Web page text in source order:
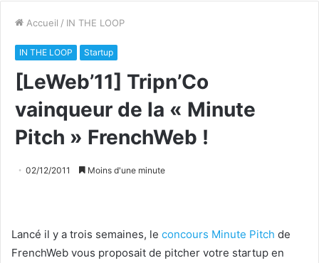
Accueil / IN THE LOOP
IN THE LOOP Startup
[LeWeb’11] Tripn’Co
vainqueur de la « Minute
Pitch » FrenchWeb !
02/12/2011 Moins d'une minute
Lancé il y a trois semaines, le concours Minute Pitch de
FrenchWeb vous proposait de pitcher votre startup en